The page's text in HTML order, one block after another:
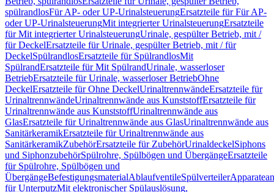
spülrandlosFür AP- oder UP-UrinalsteuerungErsatzteile für Für AP-
oder UP-UrinalsteuerungMit integrierter UrinalsteuerungErsatzteile
für Mit integrierter UrinalsteuerungUrinale, gespülter Betrieb, mit /
für DeckelErsatzteile für Urinale, gespülter Betrieb, mit / für
DeckelSpülrandlosErsatzteile für SpülrandlosMit
SpülrandErsatzteile für Mit SpülrandUrinale, wasserloser
BetriebErsatzteile für Urinale, wasserloser BetriebOhne
DeckelErsatzteile für Ohne DeckelUrinaltrennwändeErsatzteile für
UrinaltrennwändeUrinaltrennwände aus KunststoffErsatzteile für
Urinaltrennwände aus KunststoffUrinaltrennwände aus
GlasErsatzteile für Urinaltrennwände aus GlasUrinaltrennwände aus
SanitärkeramikErsatzteile für Urinaltrennwände aus
SanitärkeramikZubehörErsatzteile für ZubehörUrinaldeckelSiphons
und SiphonzubehörSpülrohre, Spülbögen und ÜbergängeErsatzteile
für Spülrohre, Spülbögen und
ÜbergängeBefestigungsmaterialAblaufventileSpülverteiler
für UnterputzMit elektronischer Spülauslösung,